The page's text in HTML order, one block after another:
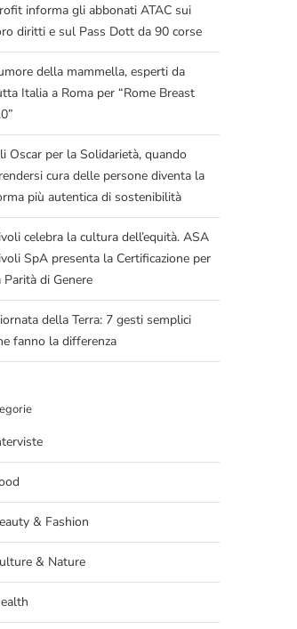
informa gli abbonati ATAC sui
diritti e sul Pass Dott da 90 corse
della mammella, esperti da
Italia a Roma per “Rome Breast
Oscar per la Solidarietà, quando
cura delle persone diventa la
più autentica di sostenibilità
celebra la cultura dell’equità. ASA
SpA presenta la Certificazione per
Parità di Genere
della Terra: 7 gesti semplici
fanno la differenza
& Fashion
& Nature